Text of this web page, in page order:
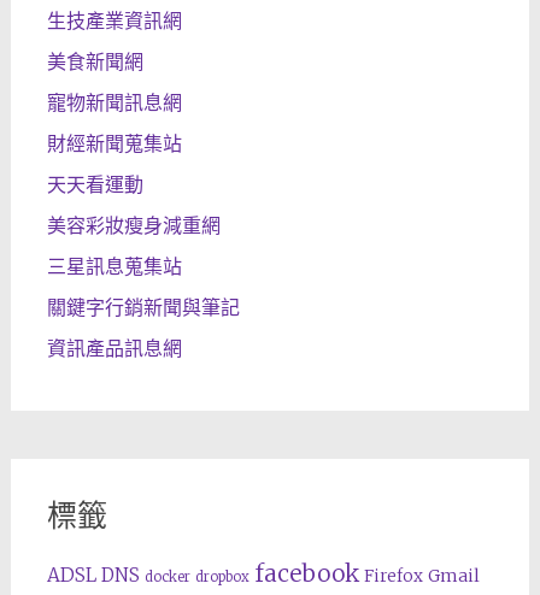
生技產業資訊網
美食新聞網
寵物新聞訊息網
財經新聞蒐集站
天天看運動
美容彩妝瘦身減重網
三星訊息蒐集站
關鍵字行銷新聞與筆記
資訊產品訊息網
標籤
ADSL DNS docker dropbox facebook Firefox Gmail